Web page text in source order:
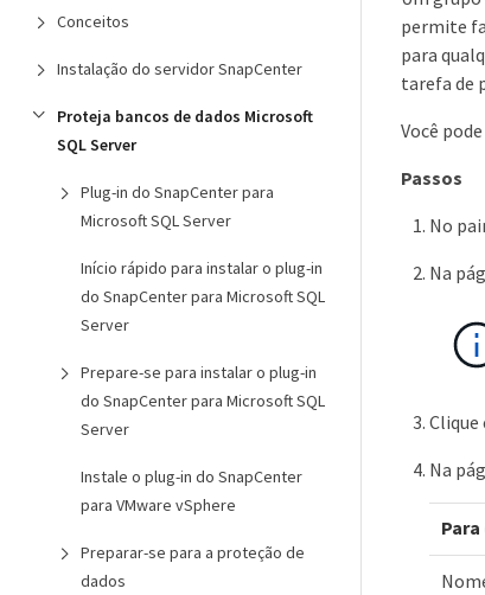
Conceitos
Instalação do servidor SnapCenter
Proteja bancos de dados Microsoft
SQL Server
Plug-in do SnapCenter para
Microsoft SQL Server
Início rápido para instalar o plug-in
do SnapCenter para Microsoft SQL
Server
Prepare-se para instalar o plug-in
do SnapCenter para Microsoft SQL
Server
Instale o plug-in do SnapCenter
para VMware vSphere
Preparar-se para a proteção de
dados
permite
para
tarefa de
Você
Passos
No
Na
Clique
Na